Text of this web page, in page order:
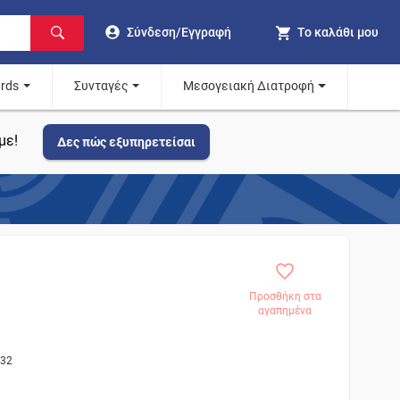
Σύνδεση/Εγγραφή Το καλάθι μου
Συνταγές Μεσογειακή Διατροφή
Δες πώς εξυπηρετείσαι
Προσθήκη στα
αγαπημένα